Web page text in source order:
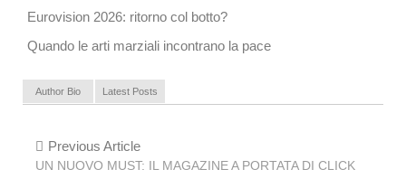
Eurovision 2026: ritorno col botto?
Quando le arti marziali incontrano la pace
Author Bio Latest Posts
Previous Article
UN NUOVO MUST: IL MAGAZINE A PORTATA DI CLICK